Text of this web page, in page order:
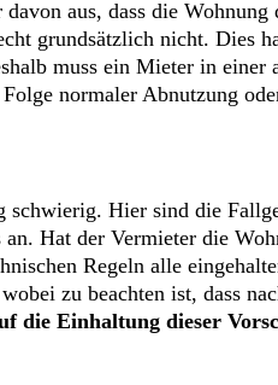
davon aus, dass die
grundsätzlich nicht. Dies
muss ein Mieter in
normaler Abnutzung
schwierig. Hier sind die
Hat der Vermieter die
Regeln alle
zu beachten ist, dass
die Einhaltung dieser